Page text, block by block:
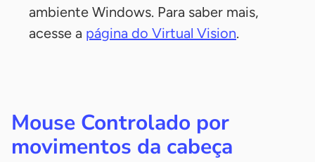
ambiente Windows. Para saber mais,
acesse a página do Virtual Vision.
Mouse Controlado por
movimentos da cabeça